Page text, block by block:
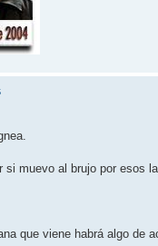
muevo al brujo por esos
que viene habrá algo de